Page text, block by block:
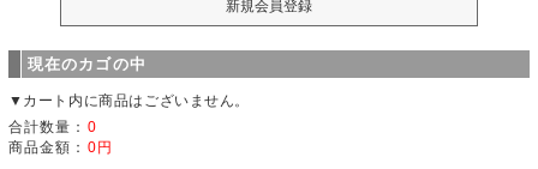
現在のカゴの中
▼カート内に商品はございません。
合計数量： 0
商品金額： 0円